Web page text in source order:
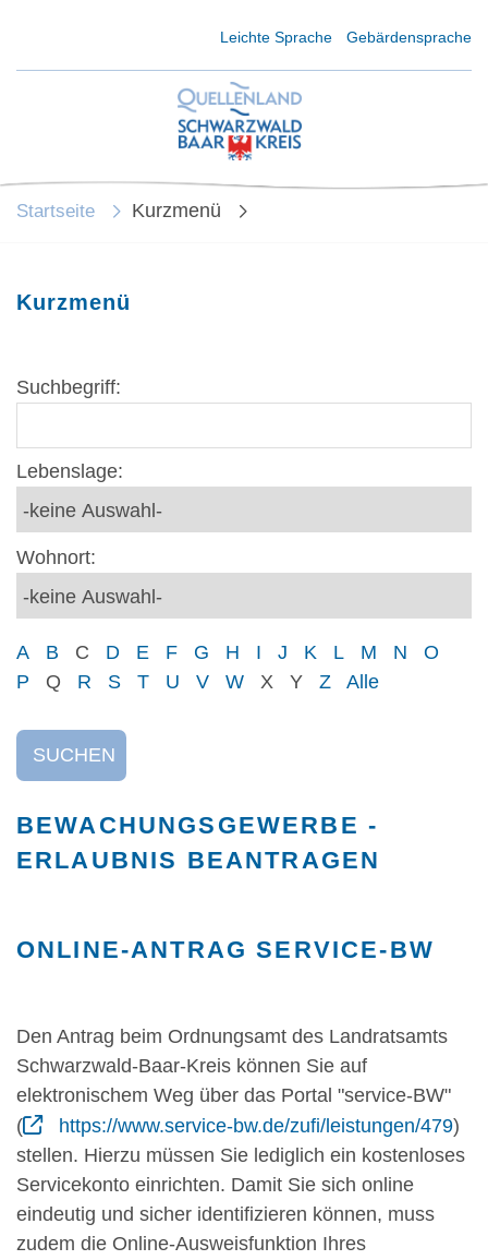
Leichte Sprache Gebärdensprache
Startseite Kurzmenü
Kurzmenü
Suchbegriff:
Lebenslage:
Wohnort:
A B C D E F G H I J K L M N
O
P
Q R S T U V W X Y Z Alle
SUCHEN
BEWACHUNGSGEWERBE -
ERLAUBNIS BEANTRAGEN
ONLINE-ANTRAG SERVICE-BW
Den Antrag beim Ordnungsamt des Landratsamts
Schwarzwald-Baar-Kreis können Sie auf
elektronischem Weg über das Portal "service-BW"
(
https://www.service-bw.de/zufi/leistungen/479)
stellen. Hierzu müssen Sie lediglich ein kostenloses
Servicekonto einrichten. Damit Sie sich online
eindeutig und sicher identifizieren können, muss
zudem die Online-Ausweisfunktion Ihres